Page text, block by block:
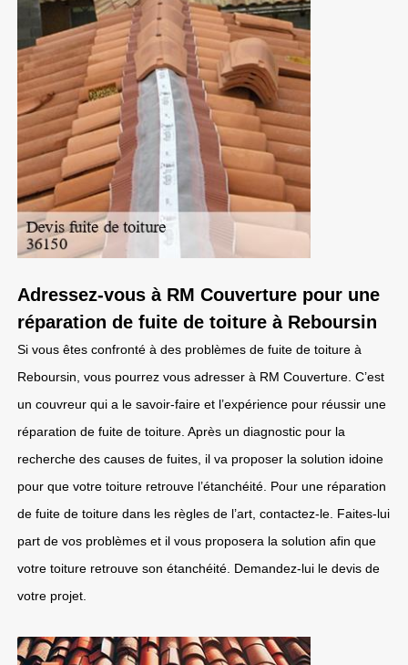
Adressez-vous à RM Couverture pour une
réparation de fuite de toiture à Reboursin
Si vous êtes confronté à des problèmes de fuite de toiture à
Reboursin, vous pourrez vous adresser à RM Couverture. C’est
un couvreur qui a le savoir-faire et l’expérience pour réussir une
réparation de fuite de toiture. Après un diagnostic pour la
recherche des causes de fuites, il va proposer la solution idoine
pour que votre toiture retrouve l’étanchéité. Pour une réparation
de fuite de toiture dans les règles de l’art, contactez-le. Faites-lui
part de vos problèmes et il vous proposera la solution afin que
votre toiture retrouve son étanchéité. Demandez-lui le devis de
votre projet.